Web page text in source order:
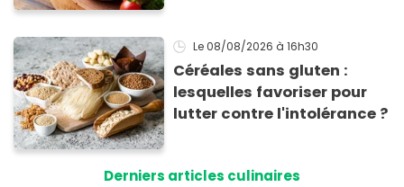
Le 08/08/2026 à 16h30
Céréales sans gluten :
lesquelles favoriser pour
lutter contre l'intolérance ?
Derniers articles culinaires